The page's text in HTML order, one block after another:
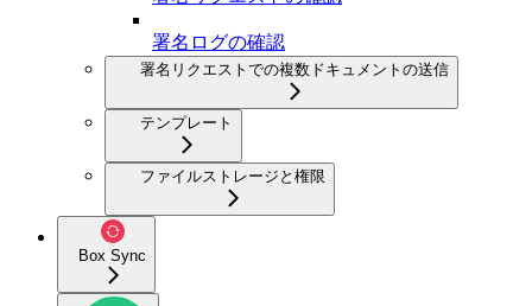
署名ログの確認
署名リクエストでの複数ドキュメントの送信
テンプレート
ファイルストレージと権限
Box Sync